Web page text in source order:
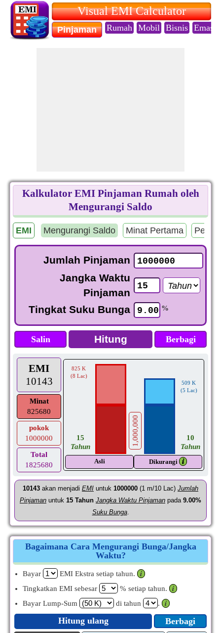
Visual EMI Calculator
Pinjaman Rumah Mobil Bisnis Emas
Kalkulator EMI Pinjaman Rumah oleh
Mengurangi Saldo
EMI Mengurangi Saldo Minat Pertama
Jumlah Pinjaman
Jangka Waktu
Pinjaman
Tingkat Suku Bunga
%
Salin Berbagi
EMI
10143
Minat
825680
pokok
1000000
Total
1825680
825 K
(8 Lac)
15
Tahun
1,000,000
509 K
(5 Lac)
10
Tahun
Asli Dikurangi 𝒊
10143 akan menjadi EMI untuk 1000000 (1 m/10 Lac) Jumlah
Pinjaman untuk 15 Tahun Jangka Waktu Pinjaman pada 9.00%
Suku Bunga.
Bagaimana Cara Mengurangi Bunga/Jangka
Waktu?
Bayar EMI Ekstra setiap tahun.
𝒊
Tingkatkan EMI sebesar
% setiap tahun.
𝒊
Bayar Lump-Sum
di tahun . 𝒊
Hitung ulang Berbagi